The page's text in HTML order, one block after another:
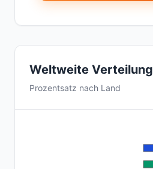
Weltweite Verteilung
Prozentsatz nach Land